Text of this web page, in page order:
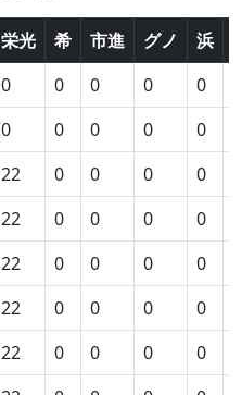
栄光 希 市進 グノ 浜
0 0 0 0 0
0 0 0 0 0
22 0 0 0 0
22 0 0 0 0
22 0 0 0 0
22 0 0 0 0
22 0 0 0 0